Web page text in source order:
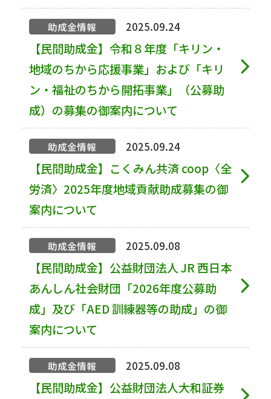
助成金情報 2025.09.24
【民間助成金】令和８年度「キリン・
地域のちから応援事業」および「キリ
ン・福祉のちから開拓事業」（公募助
成）の募集の御案内について
助成金情報 2025.09.24
【民間助成金】こくみん共済 coop〈全
労済〉2025年度地域貢献助成募集の御
案内について
助成金情報 2025.09.08
【民間助成金】公益財団法人 JR 西日本
あんしん社会財団「2026年度公募助
成」及び「AED 訓練器等の助成」の御
案内について
助成金情報 2025.09.08
【民間助成金】公益財団法人大和証券